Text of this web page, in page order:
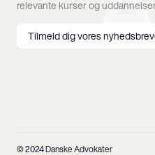
relevante kurser og
Tilmeld dig vores
© 2024 Danske Advokater